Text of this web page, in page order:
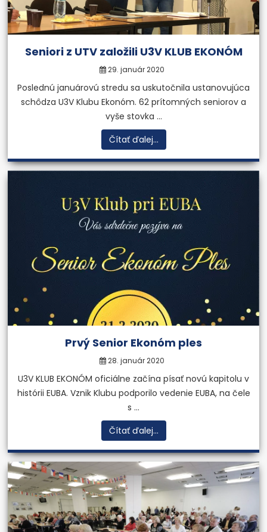
Seniori z UTV založili U3V KLUB EKONÓM
29. január 2020
Poslednú januárovú stredu sa uskutočnila ustanovujúca
schôdza U3V Klubu Ekonóm. 62 prítomných seniorov a
vyše stovka ...
Čítať ďalej...
Prvý Senior Ekonóm ples
28. január 2020
U3V KLUB EKONÓM oficiálne začína písať novú kapitolu v
histórii EUBA. Vznik Klubu podporilo vedenie EUBA, na čele
s ...
Čítať ďalej...